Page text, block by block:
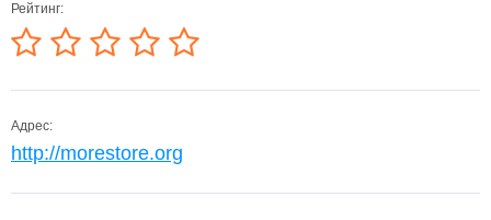
Рейтинг:
Адрес:
http://morestore.org